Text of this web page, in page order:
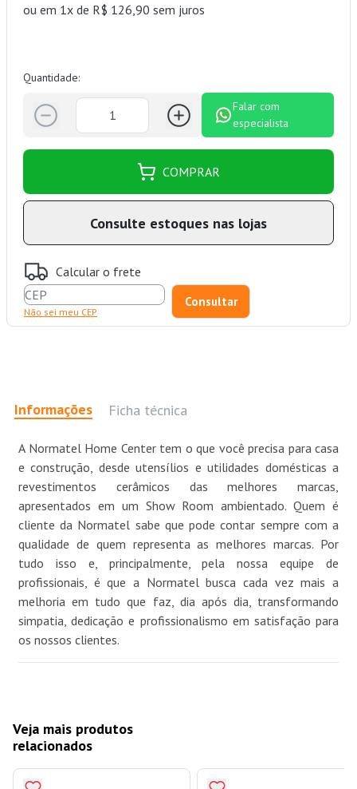
ou em 1x de R$ 126,90 sem juros
Quantidade:
Falar com
especialista
COMPRAR
Consulte estoques nas lojas
Calcular o frete
Não sei meu CEP
Informações Ficha técnica
A Normatel Home Center tem o que você precisa para casa
e construção, desde utensílios e utilidades domésticas a
revestimentos cerâmicos das melhores marcas,
apresentados em um Show Room ambientado. Quem é
cliente da Normatel sabe que pode contar sempre com a
qualidade de quem representa as melhores marcas. Por
tudo isso e, principalmente, pela nossa equipe de
profissionais, é que a Normatel busca cada vez mais a
melhoria em tudo que faz, dia após dia, transformando
simpatia, dedicação e profissionalismo em satisfação para
os nossos clientes.
Veja mais produtos
relacionados